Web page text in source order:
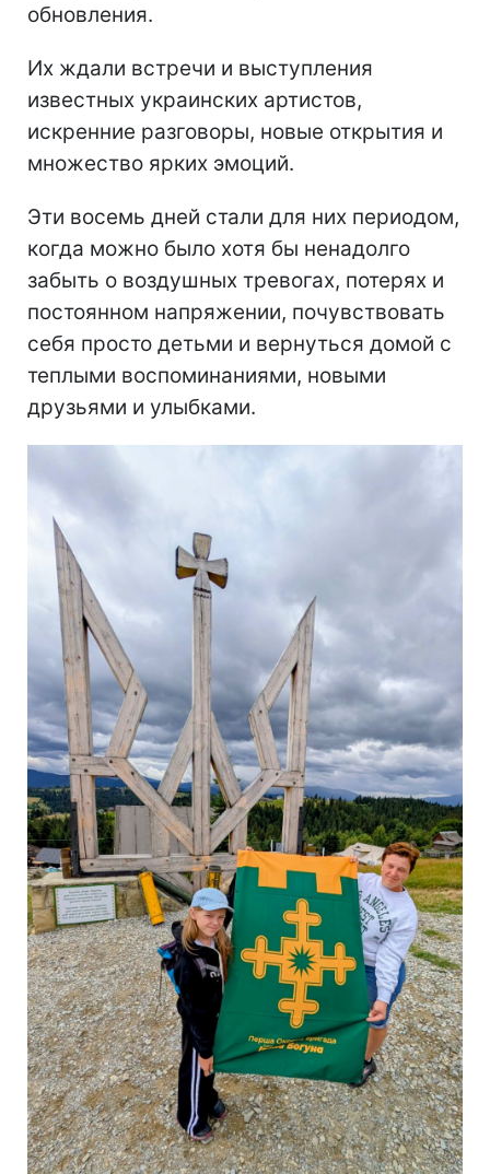
обновления.
Их ждали встречи и выступления
известных украинских артистов,
искренние разговоры, новые открытия и
множество ярких эмоций.
Эти восемь дней стали для них периодом,
когда можно было хотя бы ненадолго
забыть о воздушных тревогах, потерях и
постоянном напряжении, почувствовать
себя просто детьми и вернуться домой с
теплыми воспоминаниями, новыми
друзьями и улыбками.